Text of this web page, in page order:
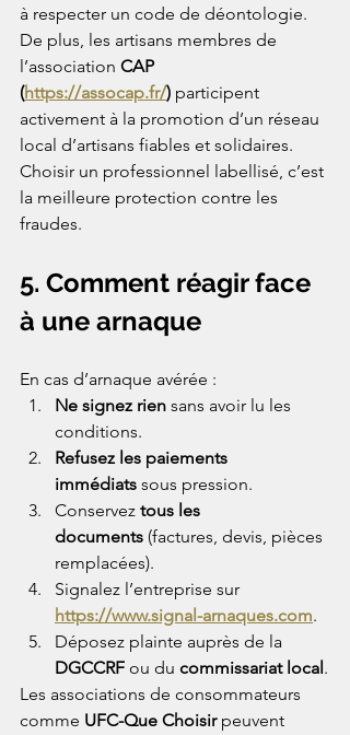
à respecter un code de déontologie.
De plus, les artisans membres de
l’association CAP
(https://assocap.fr/) participent
activement à la promotion d’un réseau
local d’artisans fiables et solidaires.
Choisir un professionnel labellisé, c’est
la meilleure protection contre les
fraudes.
5. Comment réagir face
à une arnaque
En cas d’arnaque avérée :
Ne signez rien sans avoir lu les
conditions.
Refusez les paiements
immédiats sous pression.
Conservez tous les
documents (factures, devis, pièces
remplacées).
Signalez l’entreprise sur
https://www.signal-arnaques.com.
Déposez plainte auprès de la
DGCCRF ou du commissariat local .
Les associations de consommateurs
comme UFC-Que Choisir peuvent